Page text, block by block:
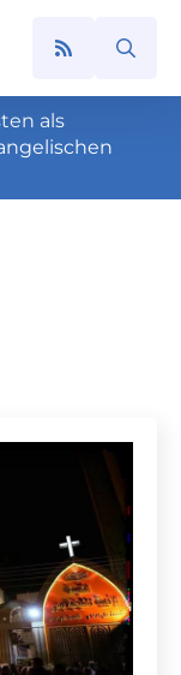
Search
als